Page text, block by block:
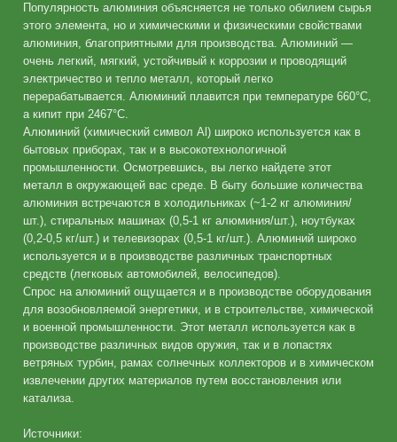
Популярность алюминия объясняется не только обилием сырья
этого элемента, но и химическими и физическими свойствами
алюминия, благоприятными для производства. Алюминий —
очень легкий, мягкий, устойчивый к коррозии и проводящий
электричество и тепло металл, который легко
перерабатывается. Алюминий плавится при температуре 660°C,
а кипит при 2467°C.
Алюминий (химический символ Al) широко используется как в
бытовых приборах, так и в высокотехнологичной
промышленности. Осмотревшись, вы легко найдете этот
металл в окружающей вас среде. В быту большие количества
алюминия встречаются в холодильниках (~1-2 кг алюминия/
шт.), стиральных машинах (0,5-1 кг алюминия/шт.), ноутбуках
(0,2-0,5 кг/шт.) и телевизорах (0,5-1 кг/шт.). Алюминий широко
используется и в производстве различных транспортных
средств (легковых автомобилей, велосипедов).
Спрос на алюминий ощущается и в производстве оборудования
для возобновляемой энергетики, и в строительстве, химической
и военной промышленности. Этот металл используется как в
производстве различных видов оружия, так и в лопастях
ветряных турбин, рамах солнечных коллекторов и в химическом
извлечении других материалов путем восстановления или
катализа.
Источники: